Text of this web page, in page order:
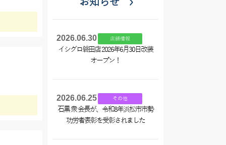
2026.06.30 店舗情報
イシグロ磐田店 2026年6月30日改装
オープン！
2026.06.25 その他
石黒 衆 会長が、令和8年浜松市市勢
功労者表彰を受彰されました